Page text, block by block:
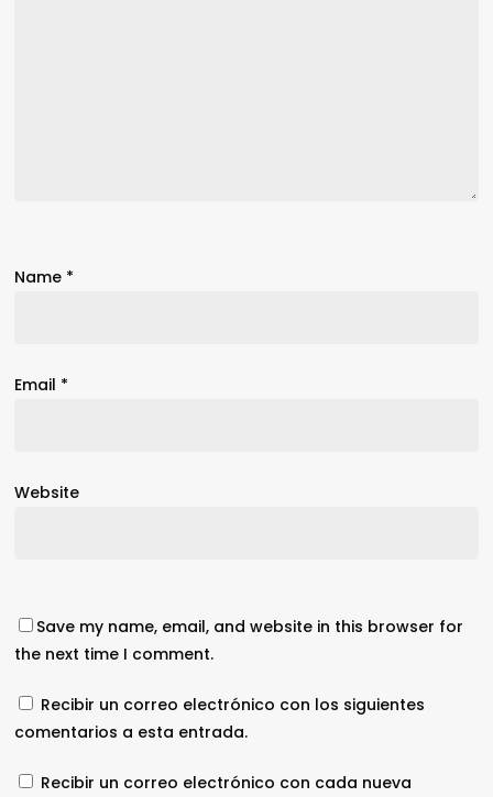
Name *
Email *
Website
Save my name, email, and website in this browser for
the next time I comment.
Recibir un correo electrónico con los siguientes
comentarios a esta entrada.
Recibir un correo electrónico con cada nueva